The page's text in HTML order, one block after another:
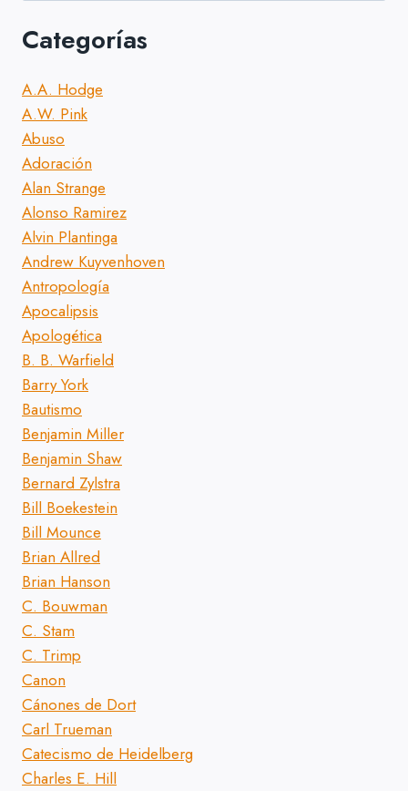
Categorías
A.A. Hodge
A.W. Pink
Abuso
Adoración
Alan Strange
Alonso Ramirez
Alvin Plantinga
Andrew Kuyvenhoven
Antropología
Apocalipsis
Apologética
B. B. Warfield
Barry York
Bautismo
Benjamin Miller
Benjamin Shaw
Bernard Zylstra
Bill Boekestein
Bill Mounce
Brian Allred
Brian Hanson
C. Bouwman
C. Stam
C. Trimp
Canon
Cánones de Dort
Carl Trueman
Catecismo de Heidelberg
Charles E. Hill